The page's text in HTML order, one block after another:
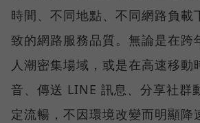
時間、不同地點、不同網路負載
致的網路服務品質。無論是在跨
人潮密集場域，或是在高速移動
音、傳送 LINE 訊息、分享社群
定流暢，不因環境改變而明顯降